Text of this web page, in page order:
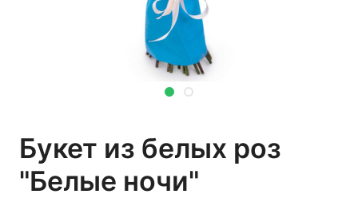
Букет из белых роз
"Белые ночи"